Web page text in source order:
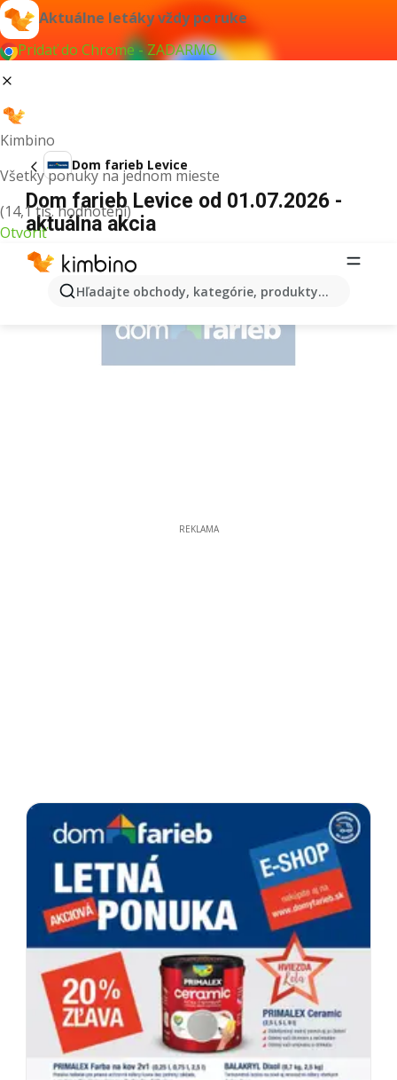
Aktuálne letáky vždy po ruke
Pridať do Chrome - ZADARMO
Kimbino
Všetky ponuky na jednom mieste
(14,1 tis. hodnotení)
Otvoriť
Hľadajte obchody, kategórie, produkty...
Dom farieb Levice
Dom farieb Levice od 01.07.2026 -
aktuálna akcia
REKLAMA